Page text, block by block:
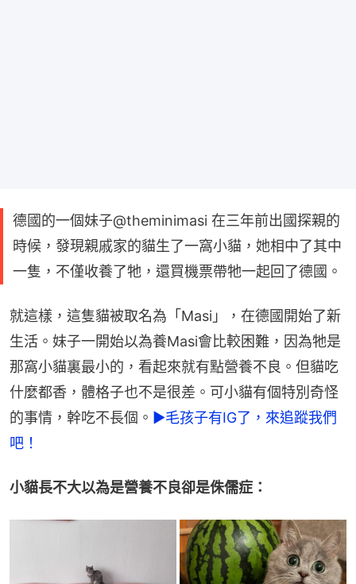
德國的一個妹子@theminimasi 在三年前出國探親的
時候，發現親戚家的貓生了一窩小貓，她相中了其中
一隻，不僅收養了牠，還買機票帶牠一起回了德國。
就這樣，這隻貓被取名為「Masi」，在德國開始了新
生活。妹子一開始以為養Masi會比較困難，因為牠是
那窩小貓裏最小的，看起來就有點營養不良。但貓吃
什麼都香，體格子也不是很差。可小貓有個特別奇怪
的事情，幹吃不長個。 ►毛孩子有IG了，來追蹤我們
吧！
小貓長不大以為是營養不良卻是侏儒症：